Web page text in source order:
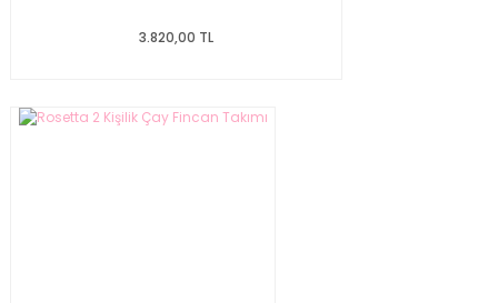
3.820,00 TL